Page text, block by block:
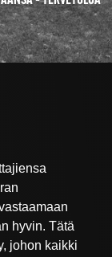
hyvin. Tätä
johon kaikki